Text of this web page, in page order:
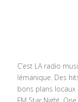
C’est LA radio
lémanique. Des
bons plans
FM Star Night,